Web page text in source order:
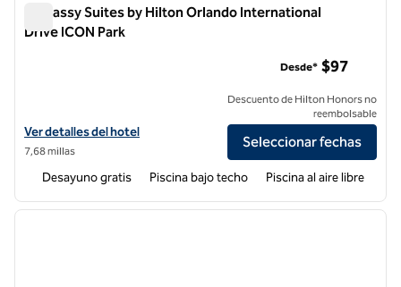
Embassy Suites by Hilton Orlando International
Drive ICON Park
Ver detalles del hotel Embassy Suites by Hilton Orlando International
Ver detalles del hotel
7,68 millas
Desde* $97
Descuento de Hilton Honors no
reembolsable
Seleccionar fechas
Desayuno gratis Piscina bajo techo Piscina al aire libre
1 de 12